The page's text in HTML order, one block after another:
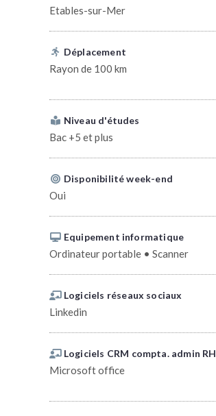
Etables-sur-Mer
Déplacement
Rayon de 100 km
Niveau d'études
Bac +5 et plus
Disponibilité week-end
Oui
Equipement informatique
Ordinateur portable • Scanner
Logiciels réseaux sociaux
Linkedin
Logiciels CRM compta. admin RH
Microsoft office